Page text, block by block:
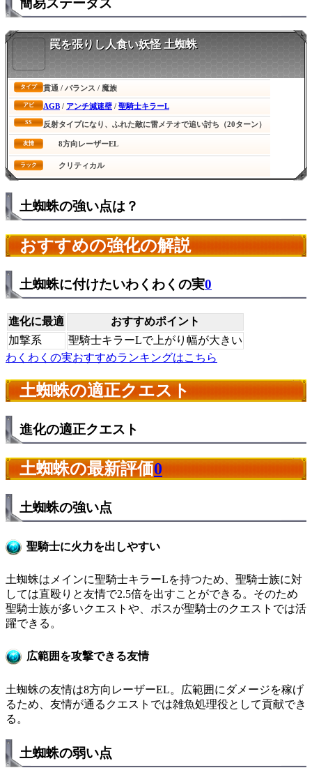
簡易ステータス
罠を張りし人食い妖怪 土蜘蛛
タイプ 貫通 / バランス / 魔族
アビ AGB / アンチ減速壁 / 聖騎士キラーL
SS 反射タイプになり、ふれた敵に雷メテオで追い討ち（20ターン）
友情 8方向レーザーEL
ラック クリティカル
土蜘蛛の強い点は？
おすすめの強化の解説
土蜘蛛に付けたいわくわくの実0
進化に最適
おすすめポイント
加撃系
聖騎士キラーLで上がり幅が大きい
わくわくの実おすすめランキングはこちら
土蜘蛛の適正クエスト
進化の適正クエスト
土蜘蛛の最新評価0
土蜘蛛の強い点
聖騎士に火力を出しやすい
土蜘蛛はメインに聖騎士キラーLを持つため、聖騎士族に対
しては直殴りと友情で2.5倍を出すことができる。そのため
聖騎士族が多いクエストや、ボスが聖騎士のクエストでは活
躍できる。
広範囲を攻撃できる友情
土蜘蛛の友情は8方向レーザーEL。広範囲にダメージを稼げ
るため、友情が通るクエストでは雑魚処理役として貢献でき
る。
土蜘蛛の弱い点